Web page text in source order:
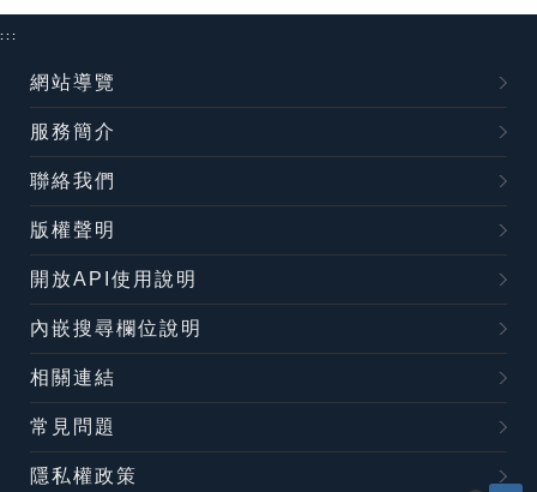
:::
網站導覽
服務簡介
聯絡我們
版權聲明
開放API使用說明
內嵌搜尋欄位說明
相關連結
常見問題
隱私權政策